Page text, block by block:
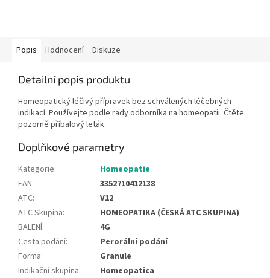
Popis Hodnocení Diskuze
Detailní popis produktu
Homeopatický léčivý přípravek bez schválených léčebných
indikací. Používejte podle rady odborníka na homeopatii. Čtěte
pozorně příbalový leták.
Doplňkové parametry
Kategorie:
Homeopatie
EAN:
3352710412138
ATC:
V12
ATC Skupina:
HOMEOPATIKA (ČESKÁ ATC SKUPINA)
BALENÍ:
4G
Cesta podání:
Perorální podání
Forma:
Granule
Indikační skupina:
Homeopatica